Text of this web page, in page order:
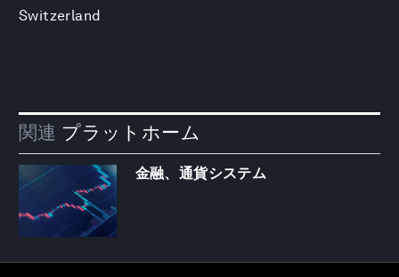
Switzerland
関連 プラットホーム
金融、通貨システム